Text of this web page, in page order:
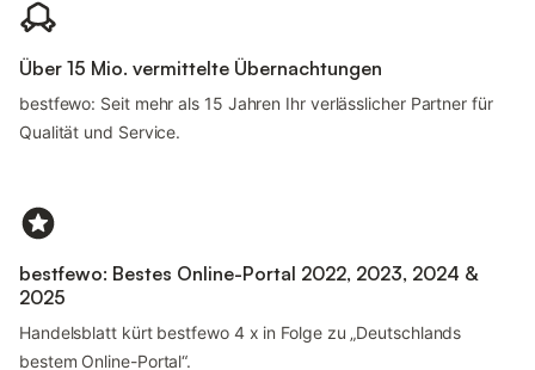
Über 15 Mio. vermittelte Übernachtungen
bestfewo: Seit mehr als 15 Jahren Ihr verlässlicher Partner für
Qualität und Service.
bestfewo: Bestes Online-Portal 2022, 2023, 2024 &
2025
Handelsblatt kürt bestfewo 4 x in Folge zu „Deutschlands
bestem Online-Portal“.